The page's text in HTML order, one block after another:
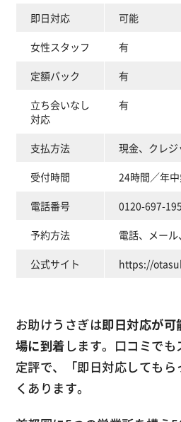
即日対応 可能
女性スタッフ 有
定額パック 有
立ち会いなし
対応
有
支払方法 現金、クレ
受付時間 24時間／年
電話番号 0120-697-
予約方法 電話、メール
公式サイト https://
お助けうさぎは即日対応が
場に到着します。口コミで
定評で、「即日対応しても
くあります。